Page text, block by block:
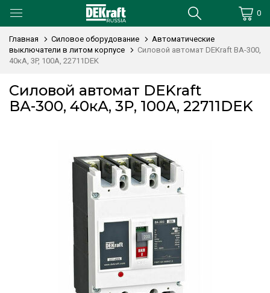
0
Главная Силовое оборудование
Автоматические
выключатели в литом корпусе
Силовой автомат DEKraft ВА-300,
40кА, 3P, 100А, 22711DEK
Силовой автомат DEKraft
ВА-300, 40кА, 3P, 100А, 22711DEK